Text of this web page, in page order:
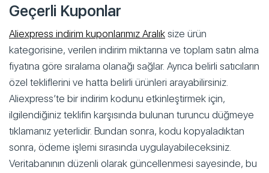
Geçerli Kuponlar
Aliexpress indirim kuponlarımız Aralık size ürün
kategorisine, verilen indirim miktarına ve toplam satın alma
fiyatına göre sıralama olanağı sağlar. Ayrıca belirli satıcıların
özel tekliflerini ve hatta belirli ürünleri arayabilirsiniz.
Aliexpress’te bir indirim kodunu etkinleştirmek için,
ilgilendiğiniz teklifin karşısında bulunan turuncu düğmeye
tıklamanız yeterlidir. Bundan sonra, kodu kopyaladıktan
sonra, ödeme işlemi sırasında uygulayabileceksiniz.
Veritabanının düzenli olarak güncellenmesi sayesinde, bu